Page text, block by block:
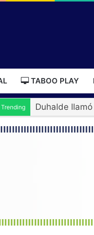
TABOO PLAY
Trending